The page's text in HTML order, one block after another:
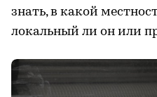
знать, в какой
локальный ли он или